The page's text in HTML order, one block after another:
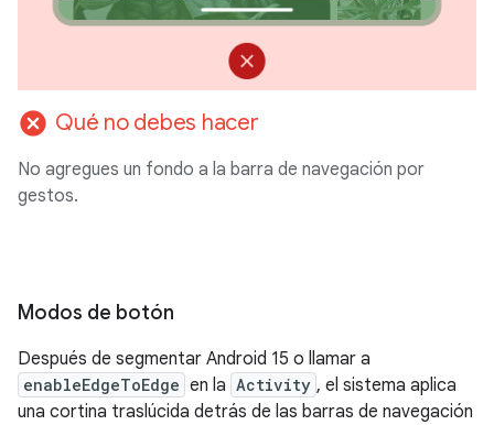
cancel Qué no debes hacer
No agregues un fondo a la barra de navegación por
gestos.
Modos de botón
Después de segmentar Android 15 o llamar a
enableEdgeToEdge en la Activity , el sistema aplica
una cortina traslúcida detrás de las barras de navegación